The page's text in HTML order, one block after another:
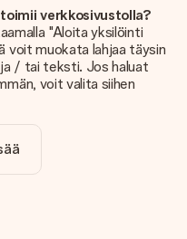
verkkosivustolla?
"Aloita yksilöinti
voit muokata lahjaa täysin
ja / tai teksti. Jos haluat
voit valita siihen
yksilöinnin. Hauskaa ja
tyytyväinen lahjaasi.